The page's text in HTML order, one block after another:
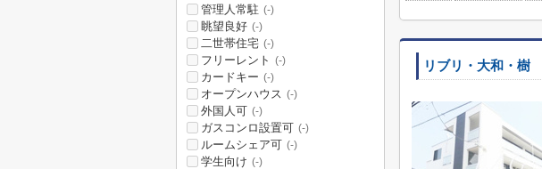
リブリ・大和・樹
管理人常駐 (-)
眺望良好 (-)
二世帯住宅 (-)
フリーレント (-)
カードキー (-)
オープンハウス (-)
外国人可 (-)
ガスコンロ設置可 (-)
ルームシェア可 (-)
学生向け (-)